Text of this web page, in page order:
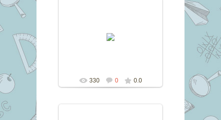
330 0 0.0